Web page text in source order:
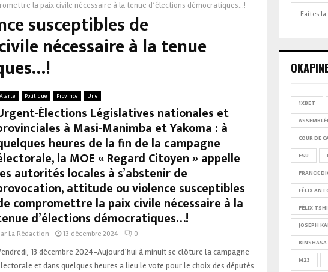
la paix civile nécessaire à la tenue d’élections démocratiques...!
susceptibles de
nécessaire à la tenue
Alerte Politique Province Une
Élections Législatives nationales et
à Masi-Manimba et Yakoma : à
heures de la fin de la campagne
la MOE « Regard Citoyen » appelle
autorités locales à s’abstenir de
attitude ou violence susceptibles
compromettre la paix civile nécessaire à la
d’élections démocratiques…!
La Rédaction 13 décembre 2024 0
13 décembre 2024-Aujourd’hui à minuit se clôture la campagne
et dans quelques heures a lieu le vote pour le choix des députés
1XBET
COUR DE
ESU
FRANCK
FÉLIX
FÉLIX
JOSEPH
KINSHASA
M23